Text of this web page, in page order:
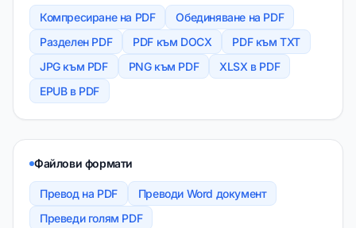
Компресиране на PDF
Обединяване на PDF
Разделен PDF
PDF към DOCX
PDF към TXT
JPG към PDF
PNG към PDF
XLSX в PDF
EPUB в PDF
Файлови формати
Превод на PDF
Преводи Word документ
Преведи голям PDF